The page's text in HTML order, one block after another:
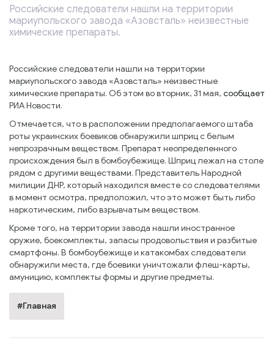
Российские следователи нашли на территории
мариупольского завода «Азовсталь» неизвестные
химические препараты.
Российские следователи нашли на территории
мариупольского завода «Азовсталь» неизвестные
химические препараты. Об этом во вторник, 31 мая, сообщает
РИА Новости.
Отмечается, что в расположении предполагаемого штаба
роты украинских боевиков обнаружили шприц с белым
непрозрачным веществом. Препарат неопределенного
происхождения был в бомбоубежище. Шприц лежал на столе
рядом с другими веществами. Представитель Народной
милиции ДНР, который находился вместе со следователями
в момент осмотра, предположил, что это может быть либо
наркотическим, либо взрывчатым веществом.
Кроме того, на территории завода нашли иностранное
оружие, боекомплекты, запасы продовольствия и разбитые
смартфоны. В бомбоубежище и катакомбах следователи
обнаружили места, где боевики уничтожали флеш-карты,
амуницию, комплекты формы и другие предметы.
#Главная